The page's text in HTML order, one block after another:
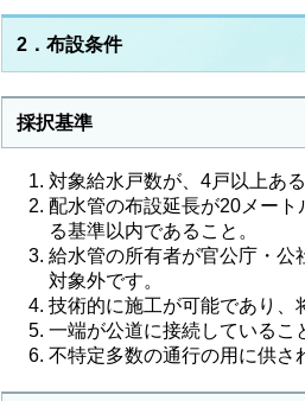
2．布設条件
採択基準
対象給水戸数が、4戸以上あ
配水管の布設延長が20メー
る基準以内であること。
給水管の所有者が官公庁・公
対象外です。
技術的に施工が可能であり、
一端が公道に接続しているこ
不特定多数の通行の用に供さ